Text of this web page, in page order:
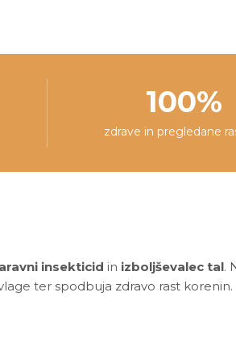
100%
zdrave in pregledane
insekticid in izboljševalec tal.
ter spodbuja zdravo rast korenin.